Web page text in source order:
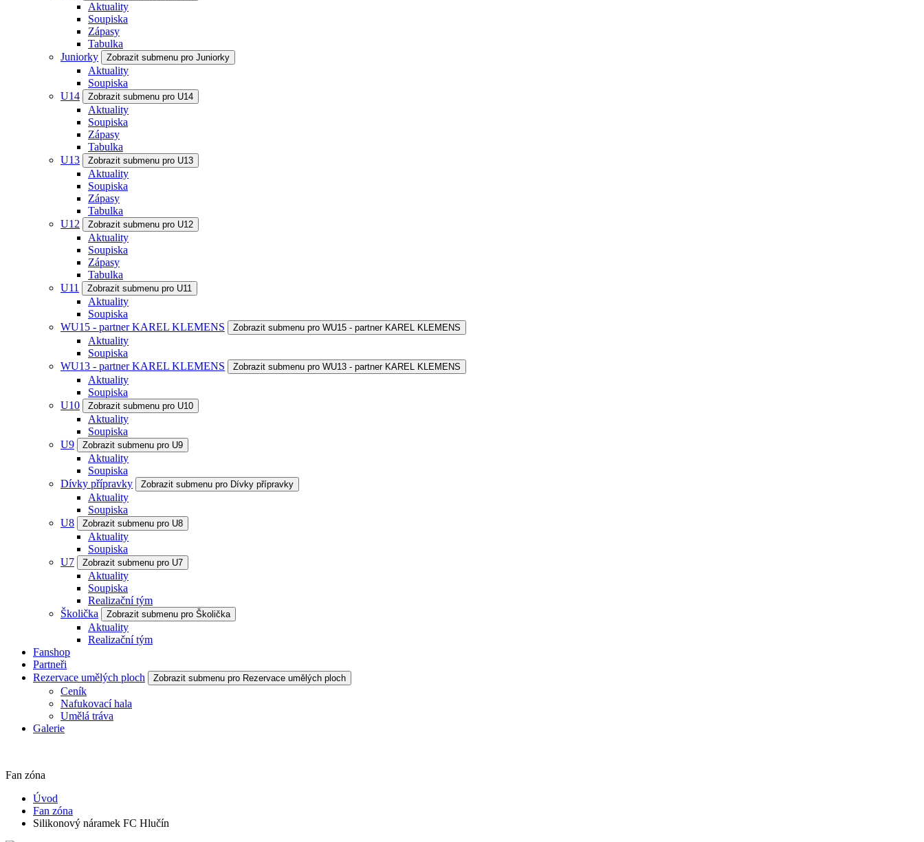
Aktuality
Soupiska
Zápasy
Tabulka
Juniorky
Zobrazit submenu pro Juniorky
Aktuality
Soupiska
U14
Zobrazit submenu pro U14
Aktuality
Soupiska
Zápasy
Tabulka
U13
Zobrazit submenu pro U13
Aktuality
Soupiska
Zápasy
Tabulka
U12
Zobrazit submenu pro U12
Aktuality
Soupiska
Zápasy
Tabulka
U11
Zobrazit submenu pro U11
Aktuality
Soupiska
WU15 - partner KAREL KLEMENS
Zobrazit submenu pro WU15 - partner KAREL KLEMENS
Aktuality
Soupiska
WU13 - partner KAREL KLEMENS
Zobrazit submenu pro WU13 - partner KAREL KLEMENS
Aktuality
Soupiska
U10
Zobrazit submenu pro U10
Aktuality
Soupiska
U9
Zobrazit submenu pro U9
Aktuality
Soupiska
Dívky přípravky
Zobrazit submenu pro Dívky přípravky
Aktuality
Soupiska
U8
Zobrazit submenu pro U8
Aktuality
Soupiska
U7
Zobrazit submenu pro U7
Aktuality
Soupiska
Realizační tým
Školička
Zobrazit submenu pro Školička
Aktuality
Realizační tým
Fanshop
Partneři
Rezervace umělých ploch
Zobrazit submenu pro Rezervace umělých ploch
Ceník
Nafukovací hala
Umělá tráva
Galerie
Fan zóna
Úvod
Fan zóna
Silikonový náramek FC Hlučín